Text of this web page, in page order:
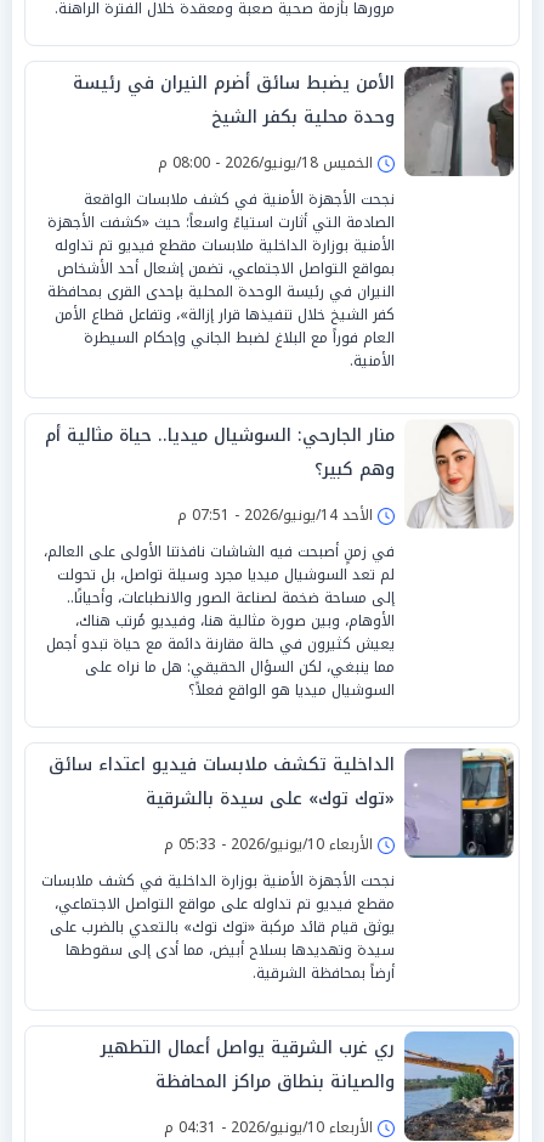
مرورها بأزمة صحية صعبة ومعقدة خلال الفترة الراهنة.
الأمن يضبط سائق أضرم النيران في رئيسة
وحدة محلية بكفر الشيخ
الخميس 18/يونيو/2026 - 08:00 م
نجحت الأجهزة الأمنية في كشف ملابسات الواقعة
الصادمة التي أثارت استياءً واسعاً؛ حيث «كشفت الأجهزة
الأمنية بوزارة الداخلية ملابسات مقطع فيديو تم تداوله
بمواقع التواصل الاجتماعي، تضمن إشعال أحد الأشخاص
النيران في رئيسة الوحدة المحلية بإحدى القرى بمحافظة
كفر الشيخ خلال تنفيذها قرار إزالة»، وتفاعل قطاع الأمن
العام فوراً مع البلاغ لضبط الجاني وإحكام السيطرة
الأمنية.
منار الجارحي: السوشيال ميديا.. حياة مثالية أم
وهم كبير؟
الأحد 14/يونيو/2026 - 07:51 م
في زمنٍ أصبحت فيه الشاشات نافذتنا الأولى على العالم،
لم تعد السوشيال ميديا مجرد وسيلة تواصل، بل تحولت
إلى مساحة ضخمة لصناعة الصور والانطباعات، وأحيانًا..
الأوهام، وبين صورة مثالية هنا، وفيديو مُرتب هناك،
يعيش كثيرون في حالة مقارنة دائمة مع حياة تبدو أجمل
مما ينبغي، لكن السؤال الحقيقي: هل ما نراه على
السوشيال ميديا هو الواقع فعلاً؟
الداخلية تكشف ملابسات فيديو اعتداء سائق
«توك توك» على سيدة بالشرقية
الأربعاء 10/يونيو/2026 - 05:33 م
نجحت الأجهزة الأمنية بوزارة الداخلية في كشف ملابسات
مقطع فيديو تم تداوله على مواقع التواصل الاجتماعي،
يوثق قيام قائد مركبة «توك توك» بالتعدي بالضرب على
سيدة وتهديدها بسلاح أبيض، مما أدى إلى سقوطها
أرضاً بمحافظة الشرقية.
‏ري غرب الشرقية يواصل أعمال التطهير
والصيانة بنطاق مراكز المحافظة
الأربعاء 10/يونيو/2026 - 04:31 م